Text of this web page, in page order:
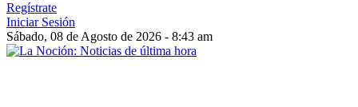
Regístrate
Iniciar Sesión
Sábado, 08 de Agosto de 2026 - 8:43 am